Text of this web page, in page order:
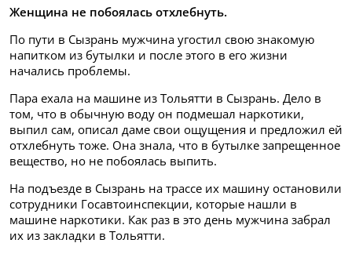
Женщина не побоялась отхлебнуть.
По пути в Сызрань мужчина угостил свою знакомую
напитком из бутылки и после этого в его жизни
начались проблемы.
Пара ехала на машине из Тольятти в Сызрань. Дело в
том, что в обычную воду он подмешал наркотики,
выпил сам, описал даме свои ощущения и предложил ей
отхлебнуть тоже. Она знала, что в бутылке запрещенное
вещество, но не побоялась выпить.
На подъезде в Сызрань на трассе их машину остановили
сотрудники Госавтоинспекции, которые нашли в
машине наркотики. Как раз в это день мужчина забрал
их из закладки в Тольятти.